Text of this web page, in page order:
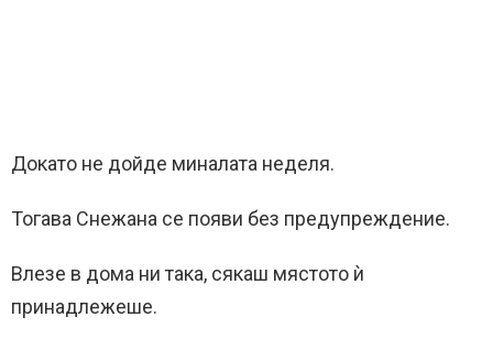
Докато не дойде миналата неделя.
Тогава Снежана се появи без предупреждение.
Влезе в дома ни така, сякаш мястото ѝ
принадлежеше.